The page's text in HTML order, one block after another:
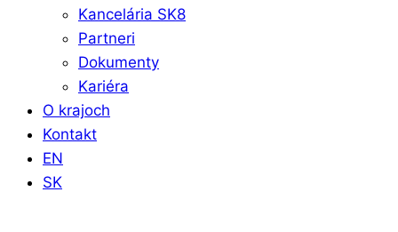
Kancelária SK8
Partneri
Dokumenty
Kariéra
O krajoch
Kontakt
EN
SK